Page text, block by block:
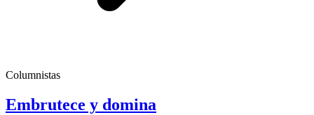
Columnistas
Embrutece y domina